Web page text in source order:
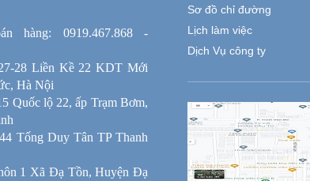
hàng: 0919.467.868 -
28 Liền Kề 22 KDT Mới
Hà Nội
Quốc lộ 22, ấp Trạm Bơm,
Tống Duy Tân TP Thanh
1 Xã Đạ Tồn, Huyện Đạ
Sơ đồ chỉ đường
Lịch làm việc
Dịch Vụ công ty